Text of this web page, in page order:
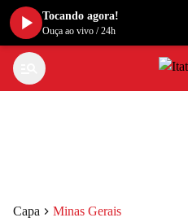
Capa Minas Gerais
Tocando agora!
Ouça ao vivo /24h